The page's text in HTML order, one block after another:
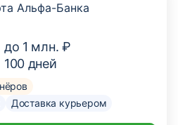
Альфа-Банка
до 1 млн. ₽
100 дней
Доставка курьером